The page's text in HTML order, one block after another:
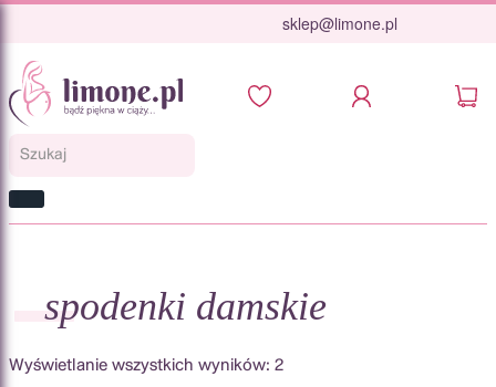
content
sklep@limone.pl
Szukaj
Szukaj
spodenki damskie
Wyświetlanie wszystkich wyników: 2